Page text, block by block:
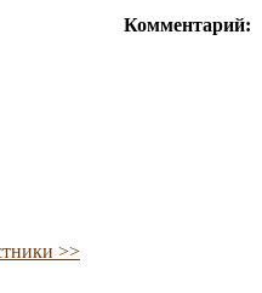
>>
Комментарий: